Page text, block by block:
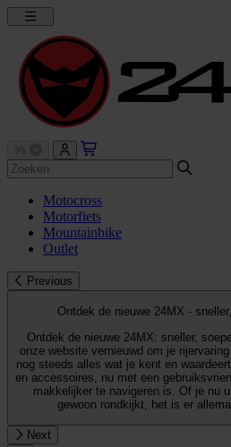
Motocross
Motorfiets
Mountainbike
Outlet
Previous
Ontdek de nieuwe 24MX -
Ontdek de nieuwe 24MX: sneller, soepeler,
onze website vernieuwd om je
nog steeds alles wat je kent en
en accessoires, nu met een
makkelijker te navigeren is. Of je nu
gewoon rondkijkt, het is er
Next